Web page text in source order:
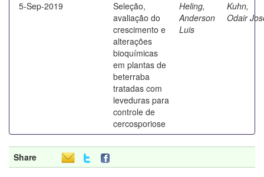
5-Sep-2019
Seleção,
avaliação do
crescimento e
alterações
bioquímicas
em plantas de
beterraba
tratadas com
leveduras para
controle de
cercosporiose
Heling,
Anderson
Luis
Kuhn,
Odair
Share